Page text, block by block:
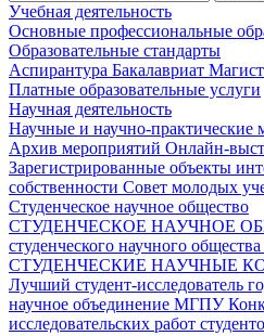
Учебная деятельность
Основные профессиональные
Образовательные стандарты
Аспирантура Бакалавриат
Платные образовательные услуги
Научная деятельность
Научные и научно-практические
Архив мероприятий Онлайн-
Зарегистрированные объекты
собственности Совет молодых
Студенческое научное общество
СТУДЕНЧЕСКОЕ НАУЧНОЕ
студенческого научного
СТУДЕНЧЕСКИЕ НАУЧНЫЕ
Лучший студент-исследователь
научное объединение МГПУ
исследовательских работ